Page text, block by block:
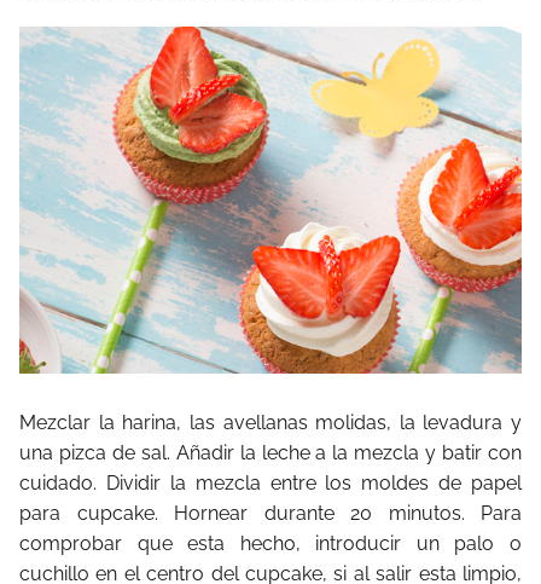
Mezclar la harina, las avellanas molidas, la levadura y
una pizca de sal. Añadir la leche a la mezcla y batir con
cuidado. Dividir la mezcla entre los moldes de papel
para cupcake. Hornear durante 20 minutos. Para
comprobar que esta hecho, introducir un palo o
cuchillo en el centro del cupcake, si al salir esta limpio,